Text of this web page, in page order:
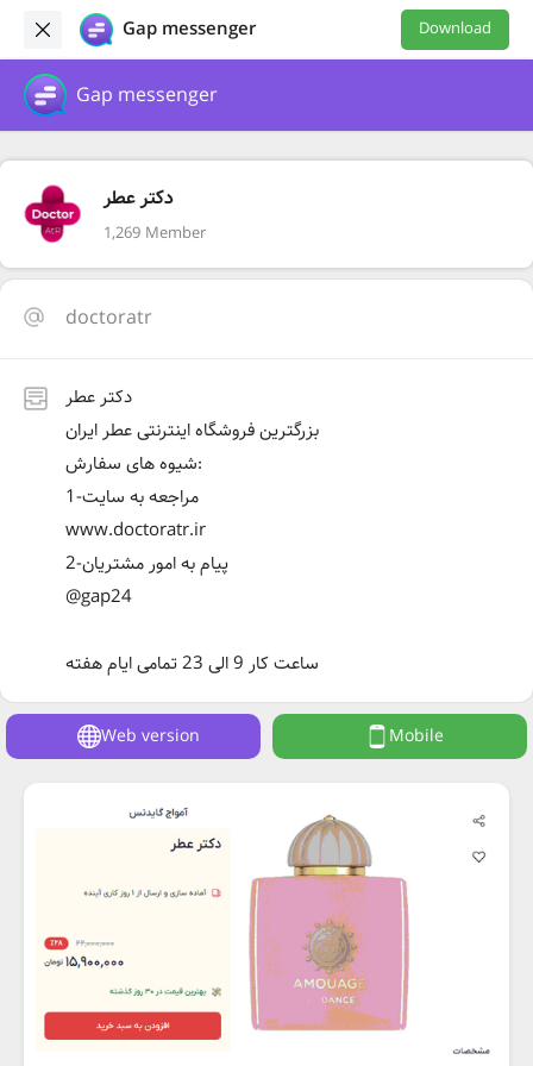
Gap messenger Download
Gap messenger
دکتر عطر
1,269 Member
doctoratr
دکتر عطر
بزرگترین فروشگاه اینترنتی عطر ایران
شیوه های سفارش:
1-مراجعه به سایت
www.doctoratr.ir
2-پیام‌ به امور مشتریان
@gap24
ساعت کار 9 الی 23 تمامی ایام هفته
Web version Mobile